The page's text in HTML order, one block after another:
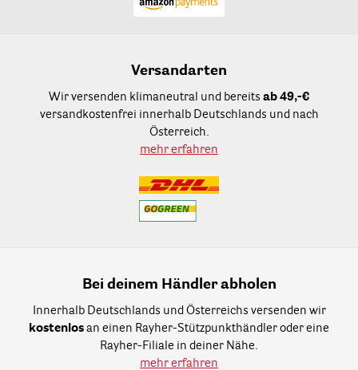
Versandarten
Wir versenden klimaneutral und bereits ab 49,-€
versandkostenfrei innerhalb Deutschlands und nach
Österreich.
mehr erfahren
Bei deinem Händler abholen
Innerhalb Deutschlands und Österreichs versenden wir
kostenlos an einen Rayher-Stützpunkthändler oder eine
Rayher-Filiale in deiner Nähe.
mehr erfahren